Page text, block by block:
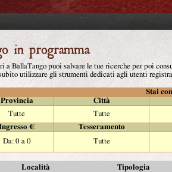
a BallaTango puoi salvare le tue ricerche per poi
utilizzare gli strumenti dedicati agli utenti
Stai
Provincia
Città
Tutte
Tutte
€
Tesseramento
Da: 0 a 0 Tutte
Località Tipologia